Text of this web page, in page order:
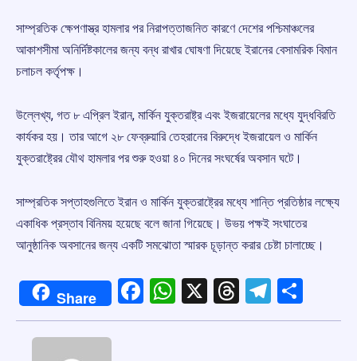
সাম্প্রতিক ক্ষেপণাস্ত্র হামলার পর নিরাপত্তাজনিত কারণে দেশের পশ্চিমাঞ্চলের
আকাশসীমা অনির্দিষ্টকালের জন্য বন্ধ রাখার ঘোষণা দিয়েছে ইরানের বেসামরিক বিমান
চলাচল কর্তৃপক্ষ।
উল্লেখ্য, গত ৮ এপ্রিল ইরান, মার্কিন যুক্তরাষ্ট্র এবং ইজরায়েলের মধ্যে যুদ্ধবিরতি
কার্যকর হয়। তার আগে ২৮ ফেব্রুয়ারি তেহরানের বিরুদ্ধে ইজরায়েল ও মার্কিন
যুক্তরাষ্ট্রের যৌথ হামলার পর শুরু হওয়া ৪০ দিনের সংঘর্ষের অবসান ঘটে।
সাম্প্রতিক সপ্তাহগুলিতে ইরান ও মার্কিন যুক্তরাষ্ট্রের মধ্যে শান্তি প্রতিষ্ঠার লক্ষ্যে
একাধিক প্রস্তাব বিনিময় হয়েছে বলে জানা গিয়েছে। উভয় পক্ষই সংঘাতের
আনুষ্ঠানিক অবসানের জন্য একটি সমঝোতা স্মারক চূড়ান্ত করার চেষ্টা চালাচ্ছে।
Share Facebook
WhatsApp
X Threads